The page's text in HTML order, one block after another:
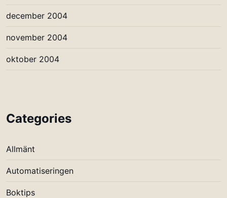
december 2004
november 2004
oktober 2004
Categories
Allmänt
Automatiseringen
Boktips